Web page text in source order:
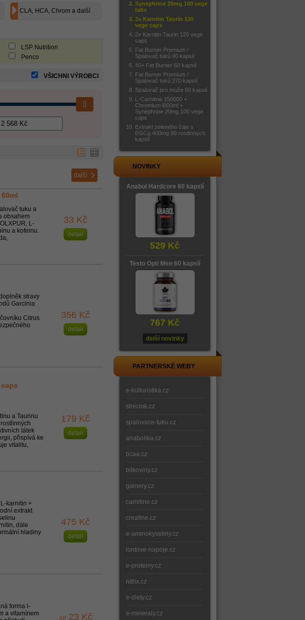
CLA, HCA, Chrom a další
LSP Nutrition
Penco
VŠICHNI VÝROBCI
další
tuku a
obsahem
L-
a kofeinu.
33 Kč
detail
stravy
Garcinia
Citrus
356 Kč
detail
a Taurinu
látek
přispívá ke
vitalitu,
179 Kč
detail
karnitin +
extrakt
dále
hladiny
475 Kč
detail
forma l-
a vitamínem
od 23 Kč
Synephrine 20mg 100 vege
tabs
3x Karnitin Taurin 120
vege caps
2x Karnitin Taurin 120 vege
caps
Fat Burner Premium /
Spalovač tuků 90 kapslí
40+ Fat Burner 60 kapslí
Fat Burner Premium /
Spalovač tuků 270 kapslí
Spalovač pro muže 60 kapslí
L-Carnitine 150000 +
Chromium l000ml +
Synephrine 20mg 100 vege
caps
Extrakt zeleného čaje s
EGCg 400mg 90 rostlinných
kapslí
NOVINKY
Anabol Hardcore 60 kapslí
529 Kč
Testo Opti Men 60 kapslí
767 Kč
další novinky
PARTNERSKÉ WEBY
e-kulturistika.cz
strecink.cz
spalovace-tuku.cz
anabolika.cz
bcaa.cz
bilkoviny.cz
gainery.cz
carnitine.cz
creatine.cz
e-aminokyseliny.cz
iontove-napoje.cz
e-proteiny.cz
nitrix.cz
e-diety.cz
e-mineraly.cz